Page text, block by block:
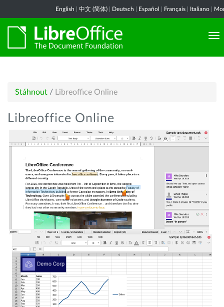
English 中文 (简体) Deutsch Español Français Italiano
Stáhnout / Libreoffice Online
Libreoffice Online